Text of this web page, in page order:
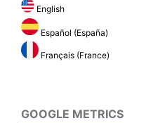
English
Español (España)
Français (France)
GOOGLE METRICS